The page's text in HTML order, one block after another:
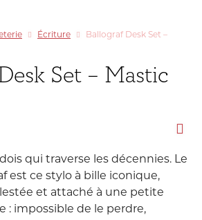
Écriture
Ballograf Desk Set –
Set – Mastic
qui traverse les décennies. Le
est ce stylo à bille iconique,
lestée et attaché à une petite
: impossible de le perdre,